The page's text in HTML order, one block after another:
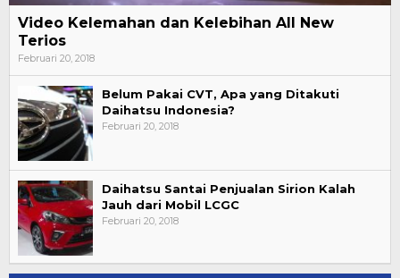
Video Kelemahan dan Kelebihan All New
Terios
Februari 20, 2018
Belum Pakai CVT, Apa yang Ditakuti
Daihatsu Indonesia?
Februari 20, 2018
Daihatsu Santai Penjualan Sirion Kalah
Jauh dari Mobil LCGC
Februari 20, 2018